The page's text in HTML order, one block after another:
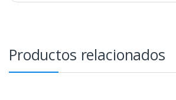
Productos relacionados